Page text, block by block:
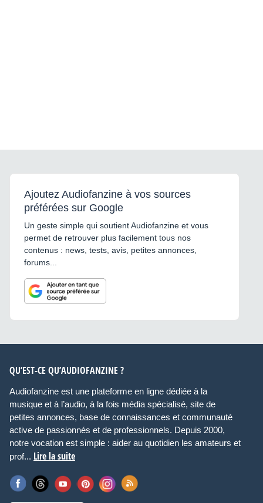
Ajoutez Audiofanzine à vos sources
préférées sur Google
Un geste simple qui soutient Audiofanzine et vous
permet de retrouver plus facilement tous nos
contenus : news, tests, avis, petites annonces,
forums...
QU’EST-CE QU’AUDIOFANZINE ?
Audiofanzine est une plateforme en ligne dédiée à la
musique et à l’audio, à la fois média spécialisé, site de
petites annonces, base de connaissances et communauté
active de passionnés et de professionnels. Depuis 2000,
notre vocation est simple : aider au quotidien les amateurs et
prof... Lire la suite